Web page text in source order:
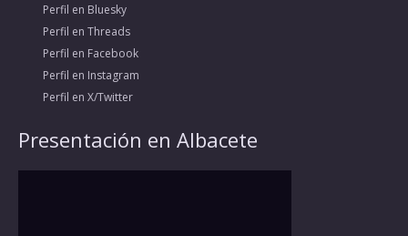
Perfil en Bluesky
Perfil en Threads
Perfil en Facebook
Perfil en Instagram
Perfil en X/Twitter
Presentación en Albacete